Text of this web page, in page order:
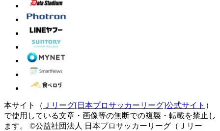
本サイト（ Ｊリーグ[日本プロサッカーリーグ]公式サイト ）
で使用している文章・画像等の無断での複製・転載を禁止し
ます。
©公益社団法人 日本プロサッカーリーグ（Ｊリー